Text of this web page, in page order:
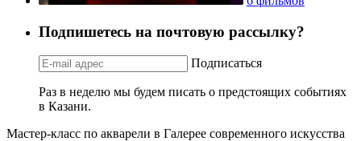
Подпишетесь на почтовую рассылку?
Подписаться
Раз в неделю мы будем писать о предстоящих событиях
в Казани.
Мастер-класс по акварели в Галерее современного искусства